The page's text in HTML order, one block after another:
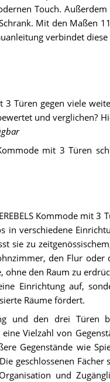
Touch.
Mit den Maßen
verbindet
3 Türen gegen viele
und verglichen?
mit 3 Türen
Kommode mit 3
in verschiedene
sie zu
den Flur oder
den Raum zu
Einrichtung auf,
Räume fördert.
und den drei Türen
Vielzahl von
Gegenstände wie
geschlossenen Fächer
und